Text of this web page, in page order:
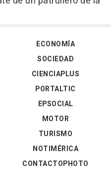
ECONOMÍA
SOCIEDAD
CIENCIAPLUS
PORTALTIC
EPSOCIAL
MOTOR
TURISMO
NOTIMÉRICA
CONTACTOPHOTO